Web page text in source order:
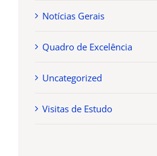
Notícias Gerais
Quadro de Excelência
Uncategorized
Visitas de Estudo